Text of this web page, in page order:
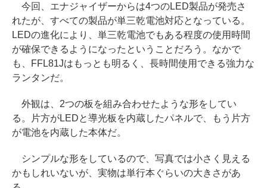
今回、エナジャイザーからは4つのLED製品が発売さ
れたが、すべての製品が単三乾電池対応となっている。
LEDの進化により、単三乾電池でもある程度の使用時間
が確保できるようになったということだろう。なかで
も、FFL81Jはもっとも明るく、長時間使用できる強力な
ランタンだ。
外観は、2つの板を組み合わせたような形をしてい
る。片方がLEDと導光板を内蔵したパネルで、もう片方
が電池を内蔵した本体だ。
シンプルな形をしているので、写真では小さく見える
かもしれいないが、実物は単行本ぐらいの大きさがあ